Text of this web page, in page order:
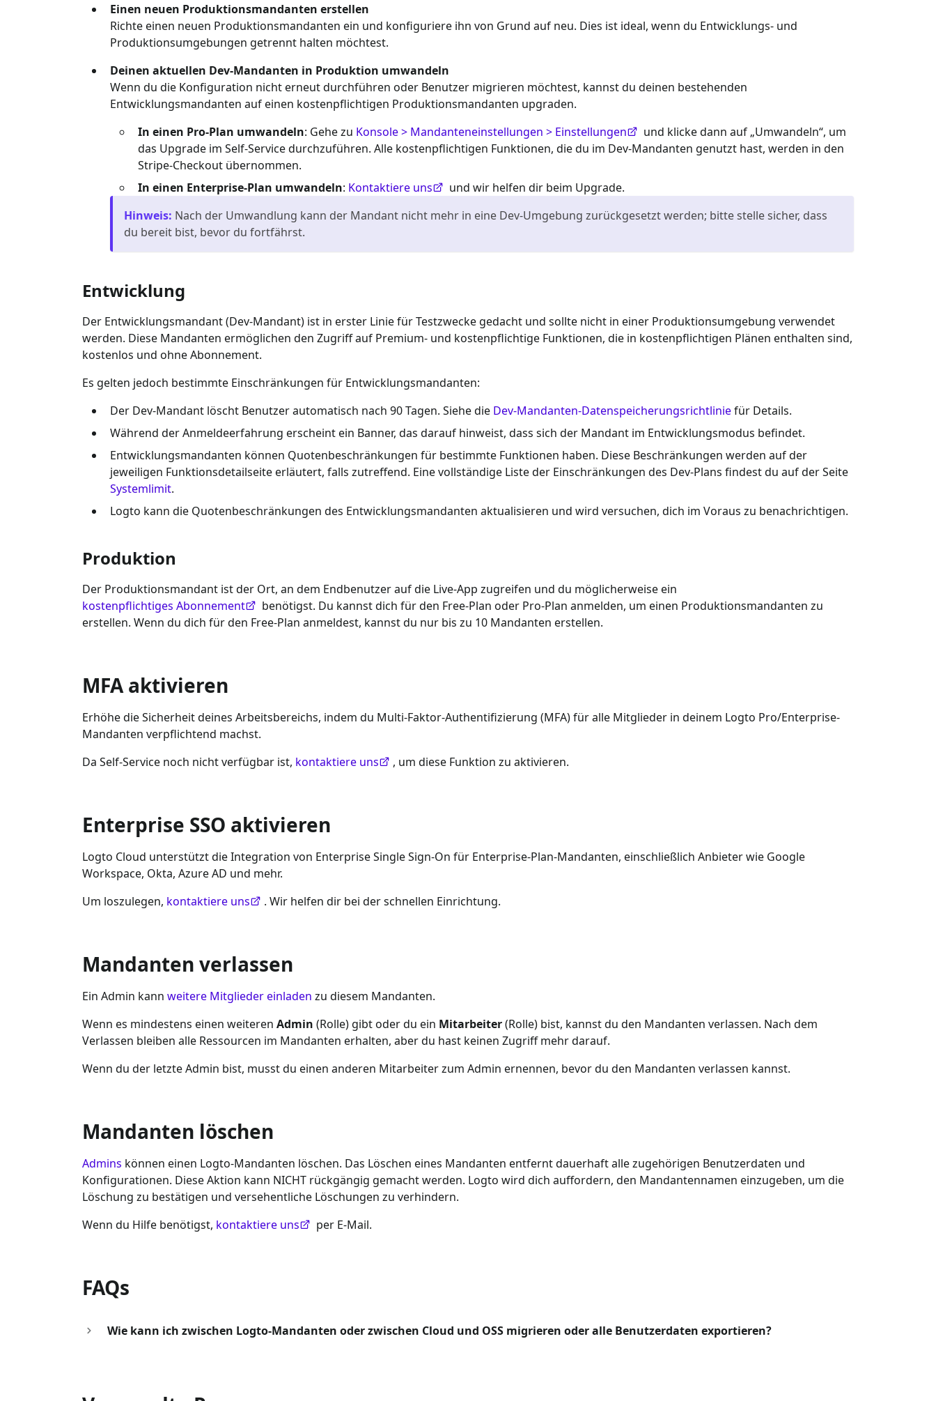
Einen neuen Produktionsmandanten erstellen
Richte einen neuen Produktionsmandanten ein und konfiguriere ihn von Grund auf neu. Dies ist ideal, wenn du Entwicklungs- und
Produktionsumgebungen getrennt halten möchtest.
Deinen aktuellen Dev-Mandanten in Produktion umwandeln
Wenn du die Konfiguration nicht erneut durchführen oder Benutzer migrieren möchtest, kannst du deinen bestehenden
Entwicklungsmandanten auf einen kostenpflichtigen Produktionsmandanten upgraden.
In einen Pro-Plan umwandeln: Gehe zu Konsole > Mandanteneinstellungen > Einstellungen
und klicke dann auf „Umwandeln“, um
das Upgrade im Self-Service durchzuführen. Alle kostenpflichtigen Funktionen, die du im Dev-Mandanten genutzt hast, werden in den
Stripe-Checkout übernommen.
In einen Enterprise-Plan umwandeln: Kontaktiere uns
und wir helfen dir beim Upgrade.
Hinweis: Nach der Umwandlung kann der Mandant nicht mehr in eine Dev-Umgebung zurückgesetzt werden; bitte stelle sicher, dass
du bereit bist, bevor du fortfährst.
Entwicklung
Der Entwicklungsmandant (Dev-Mandant) ist in erster Linie für Testzwecke gedacht und sollte nicht in einer Produktionsumgebung verwendet
werden. Diese Mandanten ermöglichen den Zugriff auf Premium- und kostenpflichtige Funktionen, die in kostenpflichtigen Plänen enthalten sind,
kostenlos und ohne Abonnement.
Es gelten jedoch bestimmte Einschränkungen für Entwicklungsmandanten:
Der Dev-Mandant löscht Benutzer automatisch nach 90 Tagen. Siehe die Dev-Mandanten-Datenspeicherungsrichtliniefür Details.
Während der Anmeldeerfahrung erscheint ein Banner, das darauf hinweist, dass sich der Mandant im Entwicklungsmodus befindet.
Entwicklungsmandanten können Quotenbeschränkungen für bestimmte Funktionen haben. Diese Beschränkungen werden auf der
jeweiligen Funktionsdetailseite erläutert, falls zutreffend. Eine vollständige Liste der Einschränkungen des Dev-Plans findest du auf der Seite
Systemlimit.
Logto kann die Quotenbeschränkungen des Entwicklungsmandanten aktualisieren und wird versuchen, dich im Voraus zu benachrichtigen.
Produktion
Der Produktionsmandant ist der Ort, an dem Endbenutzer auf die Live-App zugreifen und du möglicherweise ein
kostenpflichtiges Abonnement
benötigst. Du kannst dich für den Free-Plan oder Pro-Plan anmelden, um einen Produktionsmandanten zu
erstellen. Wenn du dich für den Free-Plan anmeldest, kannst du nur bis zu 10 Mandanten erstellen.
MFA aktivieren
Erhöhe die Sicherheit deines Arbeitsbereichs, indem du Multi-Faktor-Authentifizierung (MFA) für alle Mitglieder in deinem Logto Pro/Enterprise-
Mandanten verpflichtend machst.
Da Self-Service noch nicht verfügbar ist, kontaktiere uns , um diese Funktion zu aktivieren.
Enterprise SSO aktivieren
Logto Cloud unterstützt die Integration von Enterprise Single Sign-On für Enterprise-Plan-Mandanten, einschließlich Anbieter wie Google
Workspace, Okta, Azure AD und mehr.
Um loszulegen, kontaktiere uns . Wir helfen dir bei der schnellen Einrichtung.
Mandanten verlassen
Ein Admin kann weitere Mitglieder einladen zu diesem Mandanten.
Wenn es mindestens einen weiteren Admin (Rolle) gibt oder du ein Mitarbeiter(Rolle) bist, kannst du den Mandanten verlassen. Nach dem
Verlassen bleiben alle Ressourcen im Mandanten erhalten, aber du hast keinen Zugriff mehr darauf.
Wenn du der letzte Admin bist, musst du einen anderen Mitarbeiter zum Admin ernennen, bevor du den Mandanten verlassen kannst.
Mandanten löschen
Admins können einen Logto-Mandanten löschen. Das Löschen eines Mandanten entfernt dauerhaft alle zugehörigen Benutzerdaten und
Konfigurationen. Diese Aktion kann NICHT rückgängig gemacht werden. Logto wird dich auffordern, den Mandantennamen einzugeben, um die
Löschung zu bestätigen und versehentliche Löschungen zu verhindern.
Wenn du Hilfe benötigst, kontaktiere uns per E-Mail.
FAQs
Wie kann ich zwischen Logto-Mandanten oder zwischen Cloud und OSS migrieren oder alle Benutzerdaten exportieren?